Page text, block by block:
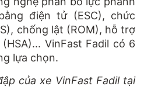
điện tử (ESC), chức
chống lật (ROM), hỗ trợ
VinFast Fadil có 6
lựa chọn.
của xe VinFast Fadil tại